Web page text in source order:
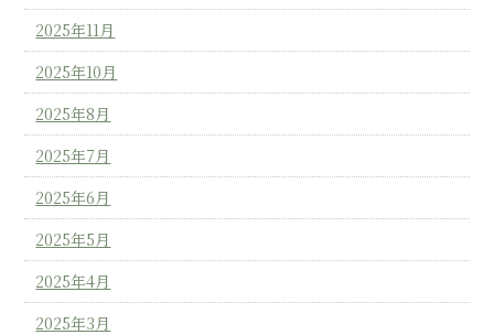
2025年11月
2025年10月
2025年8月
2025年7月
2025年6月
2025年5月
2025年4月
2025年3月